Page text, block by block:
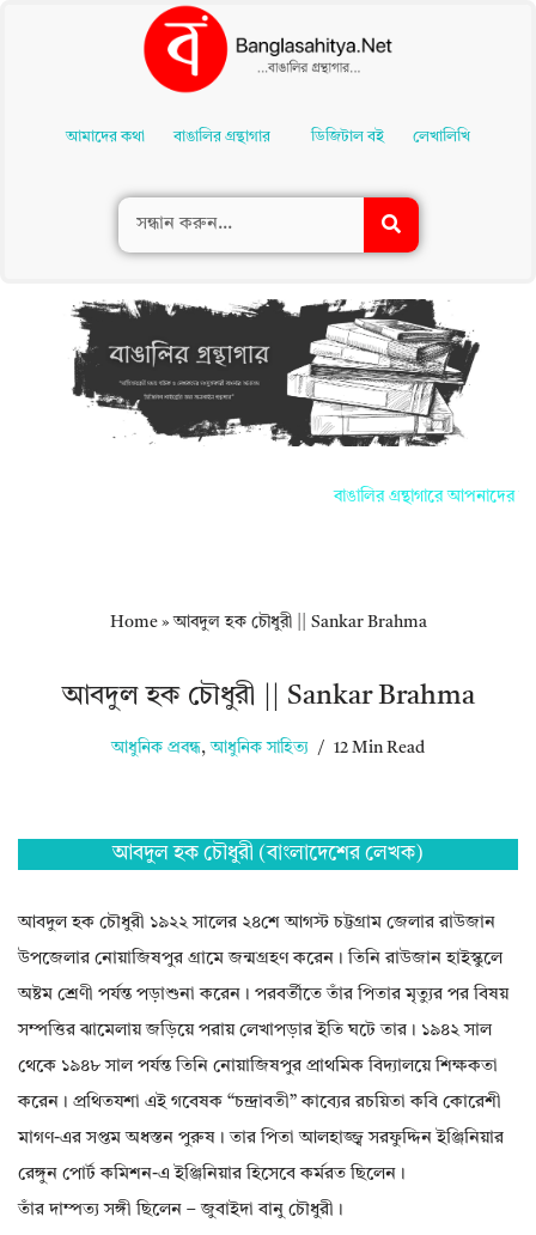
Contentআমাদের কথা বাঙালির গ্রন্থাগার ডিজিটাল বই লেখালিখি
বাঙালির গ্রন্থাগারে আপনাদের সকলকে
Home»আবদুল হক চৌধুরী || Sankar Brahma
আবদুল হক চৌধুরী || Sankar Brahma
আধুনিক প্রবন্ধ, আধুনিক সাহিত্য 12 Min Read
আবদুল হক চৌধুরী (বাংলাদেশের লেখক)
আবদুল হক চৌধুরী ১৯২২ সালের ২৪শে আগস্ট চট্টগ্রাম জেলার রাউজান
উপজেলার নোয়াজিষপুর গ্রামে জন্মগ্রহণ করেন। তিনি রাউজান হাইস্কুলে
অষ্টম শ্রেণী পর্যন্ত পড়াশুনা করেন। পরবর্তীতে তাঁর পিতার মৃত্যুর পর বিষয়
সম্পত্তির ঝামেলায় জড়িয়ে পরায় লেখাপড়ার ইতি ঘটে তার। ১৯৪২ সাল
থেকে ১৯৪৮ সাল পর্যন্ত তিনি নোয়াজিষপুর প্রাথমিক বিদ্যালয়ে শিক্ষকতা
করেন। প্রথিতযশা এই গবেষক “চন্দ্রাবতী” কাব্যের রচয়িতা কবি কোরেশী
মাগণ-এর সপ্তম অধস্তন পুরুষ। তার পিতা আলহাজ্জ্ব সরফুদ্দিন ইঞ্জিনিয়ার
রেঙ্গুন পোর্ট কমিশন-এ ইঞ্জিনিয়ার হিসেবে কর্মরত ছিলেন।
তাঁর দাম্পত্য সঙ্গী ছিলেন – জুবাইদা বানু চৌধুরী।